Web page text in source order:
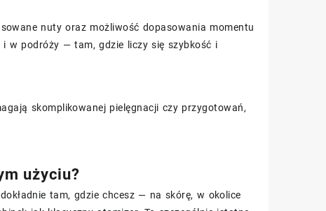
nuty oraz możliwość dopasowania momentu
i w podróży — tam, gdzie liczy się szybkość i
skomplikowanej pielęgnacji czy przygotowań,
użyciu?
tam, gdzie chcesz — na skórę, w okolice